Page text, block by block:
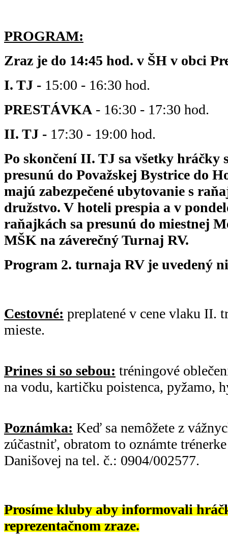
PROGRAM:
Zraz je do 14:45 hod. v ŠH v obci
I. TJ - 15:00 - 16:30 hod.
PRESTÁVKA - 16:30 - 17:30 hod.
II. TJ - 17:30 - 19:00 hod.
Po skončení II. TJ sa všetky hráčky
presunú do Považskej Bystrice do
majú zabezpečené ubytovanie s
družstvo. V hoteli prespia a v
raňajkách sa presunú do miestnej
MŠK na záverečný Turnaj RV.
Program 2. turnaja RV je uvedený
Cestovné: preplatené v cene vlaku II.
mieste.
Prines si so sebou: tréningové
na vodu, kartičku poistenca, pyžamo,
Poznámka: Keď sa nemôžete z
zúčastniť, obratom to oznámte
Danišovej na tel. č.: 0904/002577.
Prosíme kluby aby informovali
reprezentačnom zraze.